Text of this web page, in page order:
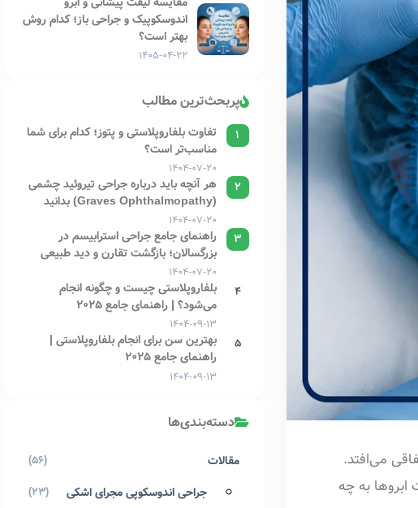
می‌افتد.
ابروها به چه
اندوسکوپیک و جراحی باز؛ کدام روش
بهتر است؟
۱۴۰۵-۰۴-۲۲
پربحث‌ترین مطالب
1
تفاوت بلفاروپلاستی و پتوز؛ کدام برای شما
مناسب‌تر است؟
۱۴۰۴-۰۷-۲۰
2
هر آنچه باید درباره جراحی تیروئید چشمی
(Graves Ophthalmopathy) بدانید
۱۴۰۴-۰۷-۲۰
3
راهنمای جامع جراحی استرابیسم در
بزرگسالان؛ بازگشت تقارن و دید طبیعی
۱۴۰۴-۰۷-۲۰
4
بلفاروپلاستی چیست و چگونه انجام
می‌شود؟ | راهنمای جامع 2025
۱۴۰۴-۰۹-۱۳
5
بهترین سن برای انجام بلفاروپلاستی |
راهنمای جامع 2025
۱۴۰۴-۰۹-۱۳
دسته‌بندی‌ها
مقالات (56)
جراحی اندوسکوپی مجرای اشکی (23)